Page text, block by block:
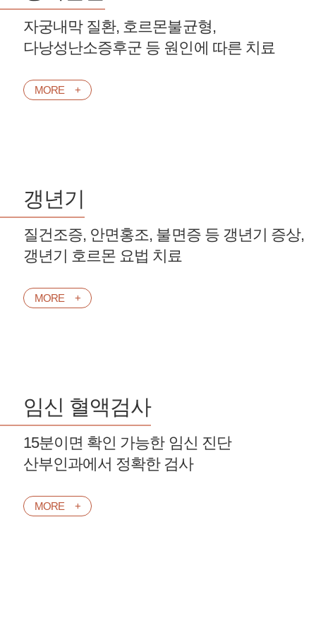
자궁내막 질환, 호르몬불균형,
다낭성난소증후군 등 원인에 따른 치료
MORE
갱년기
질건조증, 안면홍조, 불면증 등 갱년기 증상,
갱년기 호르몬 요법 치료
MORE
임신 혈액검사
15분이면 확인 가능한 임신 진단
산부인과에서 정확한 검사
MORE